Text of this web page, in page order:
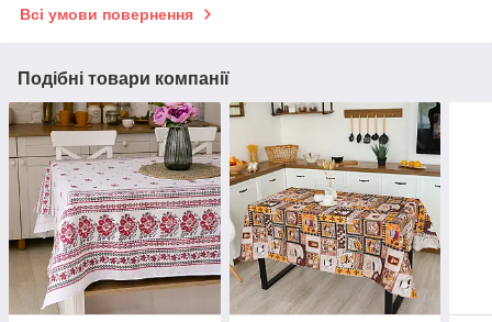
Всі умови повернення
Подібні товари компанії